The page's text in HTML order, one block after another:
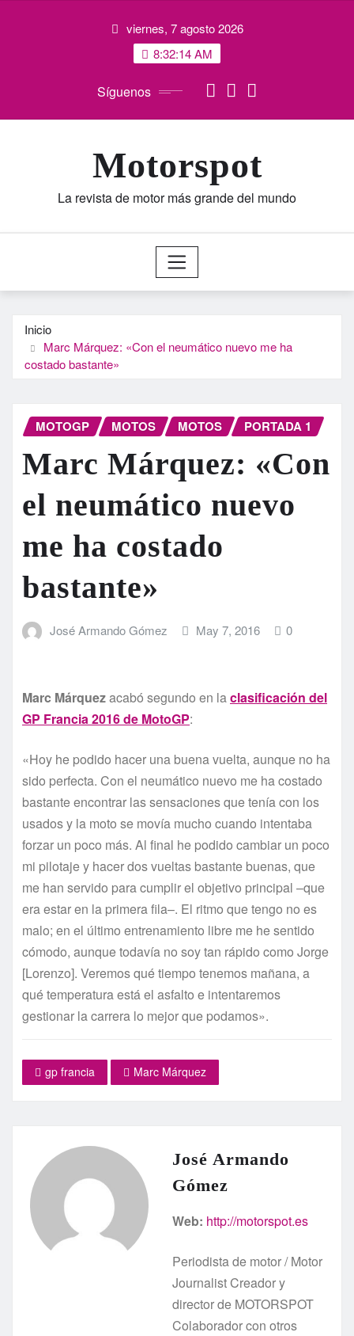
viernes, 7 agosto 2026
8:32:15 AM
Síguenos
Motorspot
La revista de motor más grande del mundo
Inicio
Marc Márquez: «Con el neumático nuevo me ha
costado bastante»
MOTOGP MOTOS MOTOS PORTADA 1
Marc Márquez: «Con
el neumático nuevo
me ha costado
bastante»
José Armando Gómez May 7, 2016 0
Marc Márquezacabó segundo en laclasificación del
GP Francia 2016 de MotoGP:
«Hoy he podido hacer una buena vuelta, aunque no ha
sido perfecta. Con el neumático nuevo me ha costado
bastante encontrar las sensaciones que tenía con los
usados y la moto se movía mucho cuando intentaba
forzar un poco más. Al final he podido cambiar un poco
mi pilotaje y hacer dos vueltas bastante buenas, que
me han servido para cumplir el objetivo principal –que
era estar en la primera fila–. El ritmo que tengo no es
malo; en el último entrenamiento libre me he sentido
cómodo, aunque todavía no soy tan rápido como Jorge
[Lorenzo]. Veremos qué tiempo tenemos mañana, a
qué temperatura está el asfalto e intentaremos
gestionar la carrera lo mejor que podamos».
gp francia Marc Márquez
José Armando
Gómez
Web: http://motorspot.es
Periodista de motor / Motor
Journalist Creador y
director de MOTORSPOT
Colaborador con otros